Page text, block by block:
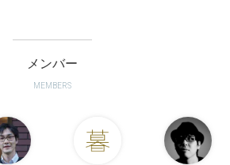
メンバー
MEMBERS